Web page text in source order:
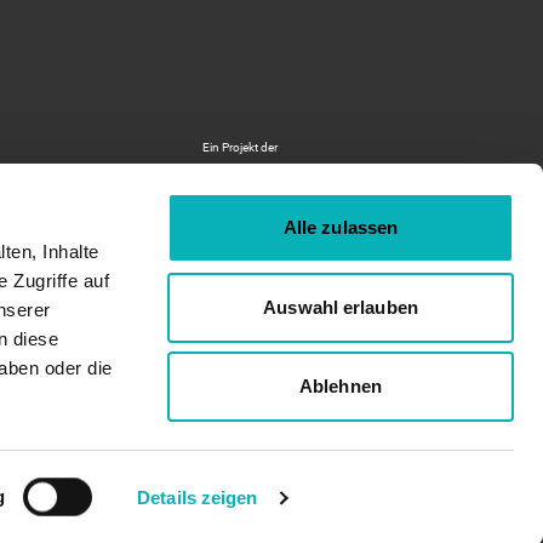
Inhalte
Zugriffe auf
diese
oder die
Details zeigen
Alle zulassen
Auswahl erlauben
Ablehnen
Logo
-
Seite
Ein Projekt der
© Gebäudeforum klimaneutral 2026